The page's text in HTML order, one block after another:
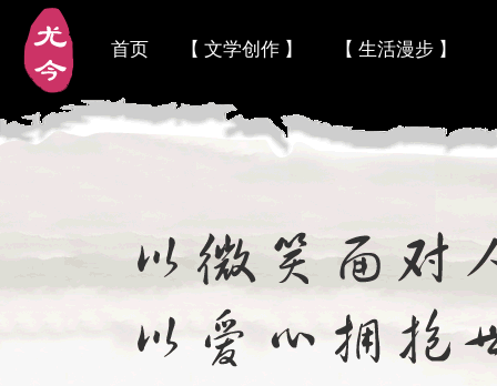
首页 【 文学创作 】 【 生活漫步 】